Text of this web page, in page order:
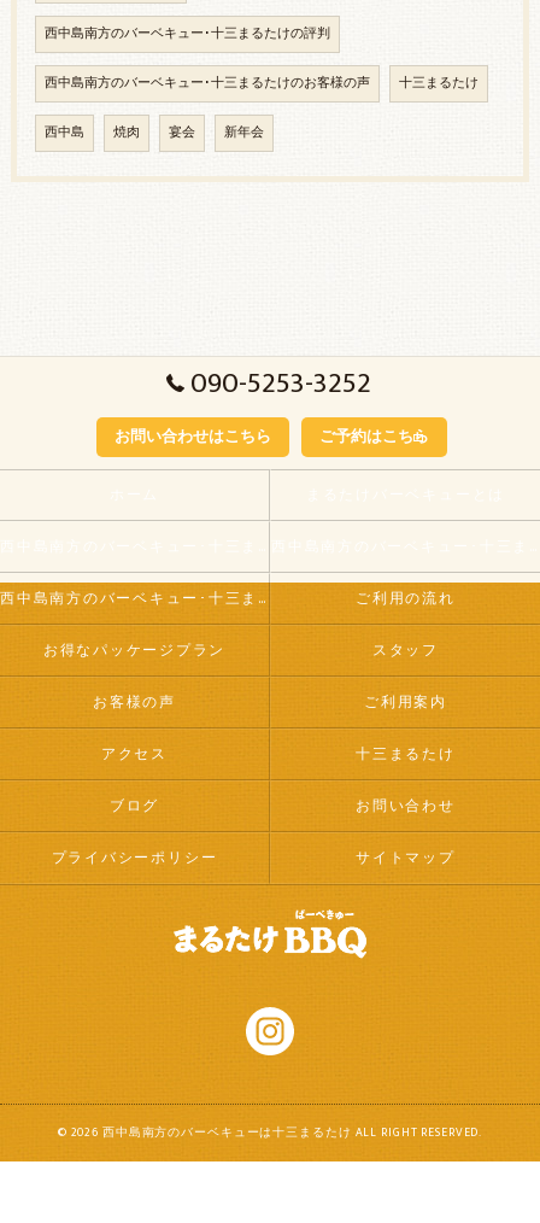
西中島南方のバーベキュー･十三まるたけの評判
西中島南方のバーベキュー･十三まるたけのお客様の声 十三まるたけ
西中島 焼肉 宴会 新年会
090-5253-3252
お問い合わせはこちら ご予約はこちら
西中島南方のバーベキュー･十三まるたけのお客様の声 ご利用の流れ
お得なパッケージプラン スタッフ
お客様の声 ご利用案内
アクセス 十三まるたけ
ブログ お問い合わせ
プライバシーポリシー サイトマップ
© 2026 西中島南方のバーベキューは十三まるたけ ALL RIGHT RESERVED.